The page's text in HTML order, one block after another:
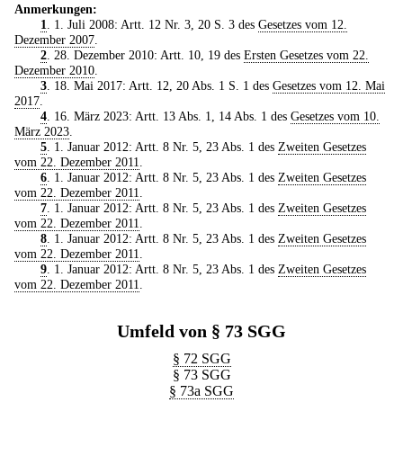
Anmerkungen:
1
. 1. Juli 2008: Artt. 12 Nr. 3, 20 S. 3 des Gesetzes vom 12.
Dezember 2007
2. 28. Dezember 2010: Artt. 10, 19 des Ersten Gesetzes vom 22.
Dezember 2010
3. 18. Mai 2017: Artt. 12, 20 Abs. 1 S. 1 des Gesetzes vom 12. Mai
2017
4. 16. März 2023: Artt. 13 Abs. 1, 14 Abs. 1 des Gesetzes vom 10.
März 2023
5. 1. Januar 2012: Artt. 8 Nr. 5, 23 Abs. 1 des Zweiten Gesetzes
vom 22. Dezember 2011
6. 1. Januar 2012: Artt. 8 Nr. 5, 23 Abs. 1 des Zweiten Gesetzes
vom 22. Dezember 2011
7. 1. Januar 2012: Artt. 8 Nr. 5, 23 Abs. 1 des Zweiten Gesetzes
vom 22. Dezember 2011
8. 1. Januar 2012: Artt. 8 Nr. 5, 23 Abs. 1 des Zweiten Gesetzes
vom 22. Dezember 2011
9. 1. Januar 2012: Artt. 8 Nr. 5, 23 Abs. 1 des Zweiten Gesetzes
vom 22. Dezember 2011
Umfeld von § 73 SGG
§ 72 SGG
§ 73 SGG
§ 73a SGG